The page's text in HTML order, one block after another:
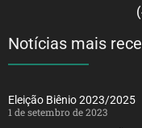
Notícias mais
Eleição Biênio 2023/2025
1 de setembro de 2023